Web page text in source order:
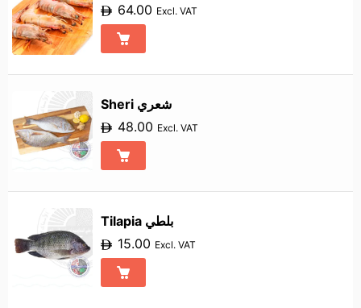
64.00 Excl. VAT
Sheri شعري
48.00 Excl. VAT
Tilapia بلطي
15.00 Excl. VAT